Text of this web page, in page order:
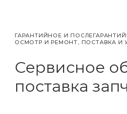
ГАРАНТИЙНОЕ И
ОСМОТР И РЕМОНТ, ПОСТАВКА И
Сервисное
поставка